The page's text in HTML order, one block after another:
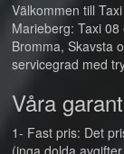
Välkommen till
Marieberg: Taxi
Bromma, Skavsta
servicegrad med
Våra
1- Fast pris: Det
(inga dolda